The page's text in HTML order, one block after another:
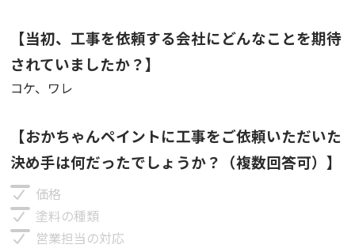
【当初、工事を依頼する会社にどんなことを期待
されていましたか？】
コケ、ワレ
【おかちゃんペイントに工事をご依頼いただいた
決め手は何だったでしょうか？（複数回答可）】
価格
塗料の種類
営業担当の対応